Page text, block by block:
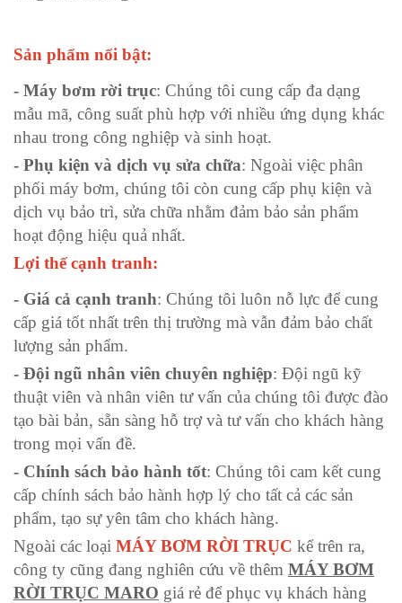
Sản phẩm nổi bật:
- Máy bơm rời trục: Chúng tôi cung cấp đa dạng
mẫu mã, công suất phù hợp với nhiều ứng dụng khác
nhau trong công nghiệp và sinh hoạt.
- Phụ kiện và dịch vụ sửa chữa: Ngoài việc phân
phối máy bơm, chúng tôi còn cung cấp phụ kiện và
dịch vụ bảo trì, sửa chữa nhằm đảm bảo sản phẩm
hoạt động hiệu quả nhất.
Lợi thế cạnh tranh:
- Giá cả cạnh tranh: Chúng tôi luôn nỗ lực để cung
cấp giá tốt nhất trên thị trường mà vẫn đảm bảo chất
lượng sản phẩm.
- Đội ngũ nhân viên chuyên nghiệp: Đội ngũ kỹ
thuật viên và nhân viên tư vấn của chúng tôi được đào
tạo bài bản, sẵn sàng hỗ trợ và tư vấn cho khách hàng
trong mọi vấn đề.
- Chính sách bảo hành tốt: Chúng tôi cam kết cung
cấp chính sách bảo hành hợp lý cho tất cả các sản
phẩm, tạo sự yên tâm cho khách hàng.
Ngoài các loại MÁY BƠM RỜI TRỤC kể trên ra,
công ty cũng đang nghiên cứu về thêm MÁY BƠM
RỜI TRỤC MARO giá rẻ để phục vụ khách hàng